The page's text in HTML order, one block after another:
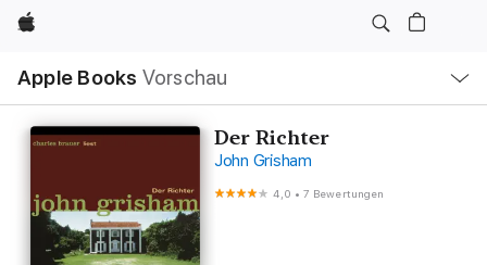
Apple
Apple Books Vorschau
Navigation
Menü
öffnen
Der Richter
John Grisham
4,0 •7 Bewertungen